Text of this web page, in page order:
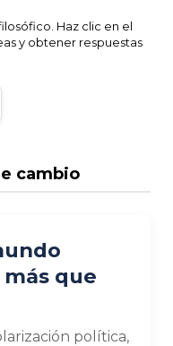
Haz clic en el
y obtener respuestas
cambio
que
política,